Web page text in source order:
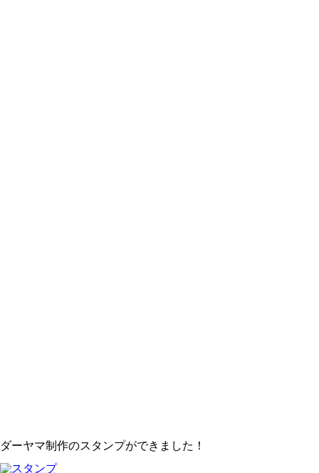
ダーヤマ制作のスタンプができました！